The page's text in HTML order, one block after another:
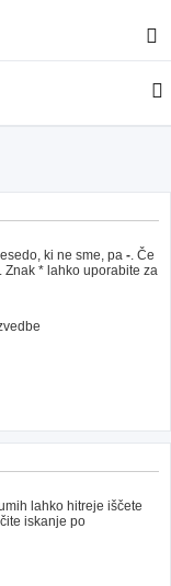
ki ne sme, pa - . Če
. Znak * lahko uporabite za
lahko hitreje iščete
iskanje po